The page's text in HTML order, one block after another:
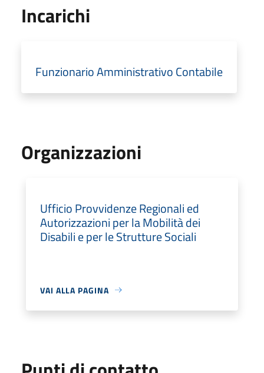
Incarichi
Funzionario Amministrativo Contabile
Organizzazioni
Ufficio Provvidenze Regionali ed
Autorizzazioni per la Mobilità dei
Disabili e per le Strutture Sociali
VAI ALLA PAGINA